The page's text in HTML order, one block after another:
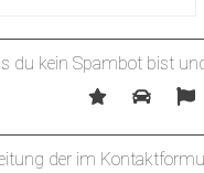
du kein Spambot bist
der im